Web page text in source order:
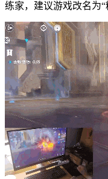
练家，建议游戏改名为“